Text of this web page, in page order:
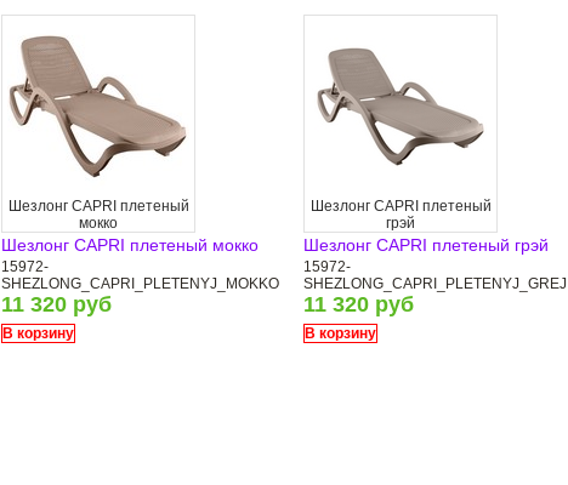
Шезлонг CAPRI плетеный
мокко
Шезлонг CAPRI плетеный мокко
15972-
SHEZLONG_CAPRI_PLETENYJ_MOKKO
11 320 руб
В корзину
Шезлонг CAPRI плетеный
грэй
Шезлонг CAPRI плетеный грэй
15972-
SHEZLONG_CAPRI_PLETENYJ_GREJ
11 320 руб
В корзину